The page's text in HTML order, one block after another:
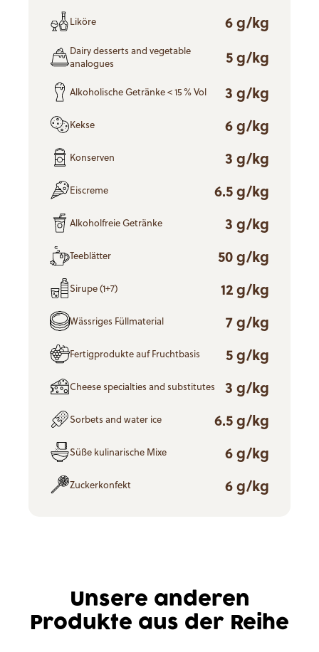
Liköre 6 g/kg
Dairy desserts and vegetable
analogues
5 g/kg
Alkoholische Getränke < 15 % Vol 3 g/kg
Kekse 6 g/kg
Konserven 3 g/kg
Eiscreme 6.5 g/kg
Alkoholfreie Getränke 3 g/kg
Teeblätter 50 g/kg
Sirupe (1+7) 12 g/kg
Wässriges Füllmaterial 7 g/kg
Fertigprodukte auf Fruchtbasis 5 g/kg
Cheese specialties and substitutes 3 g/kg
Sorbets and water ice 6.5 g/kg
Süße kulinarische Mixe 6 g/kg
Zuckerkonfekt 6 g/kg
Unsere anderen
Produkte aus der Reihe